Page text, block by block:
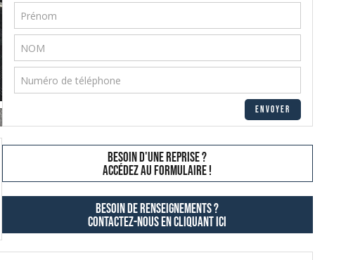
besoin d'une reprise ?
AccÉdez au formulaire !
Besoin de renseignements ?
contactez-nous en cliquant ici